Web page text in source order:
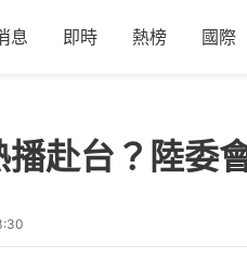
息 即時 熱榜 國際
赴台？陸委